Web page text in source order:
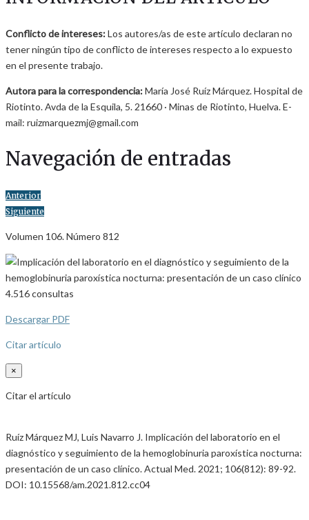
Conflicto de intereses:Los autores/as de este artículo declaran no
tener ningún tipo de conflicto de intereses respecto a lo expuesto
en el presente trabajo.
Autora para la correspondencia:María José Ruíz Márquez. Hospital de
Riotinto. Avda de la Esquila, 5. 21660 · Minas de Riotinto, Huelva. E-
mail: ruizmarquezmj@gmail.com
Navegación de entradas
Anterior
Siguiente
Volumen 106. Número 812
4.516consultas
Descargar PDF
Citar artículo
×
Citar el artículo
Ruíz Márquez MJ, Luis Navarro J. Implicación del laboratorio en el
diagnóstico y seguimiento de la hemoglobinuria paroxística nocturna:
presentación de un caso clínico. Actual Med. 2021; 106(812): 89-92.
DOI: 10.15568/am.2021.812.cc04